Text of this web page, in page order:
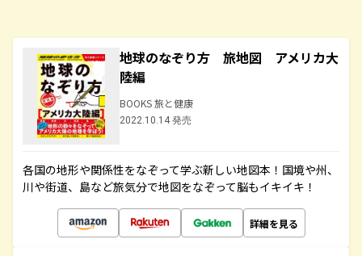
地球のなぞり方 旅地図 アメリカ大
陸編
BOOKS 旅と健康
2022.10.14 発売
各国の地形や関係性をなぞって学ぶ新しい地図本！国境や州、
川や街道、島など旅気分で地図をなぞって脳もイキイキ！
詳細を見る